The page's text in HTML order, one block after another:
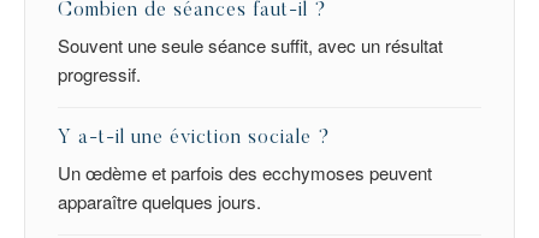
Combien de séances faut-il ?
Souvent une seule séance suffit, avec un résultat
progressif.
Y a-t-il une éviction sociale ?
Un œdème et parfois des ecchymoses peuvent
apparaître quelques jours.